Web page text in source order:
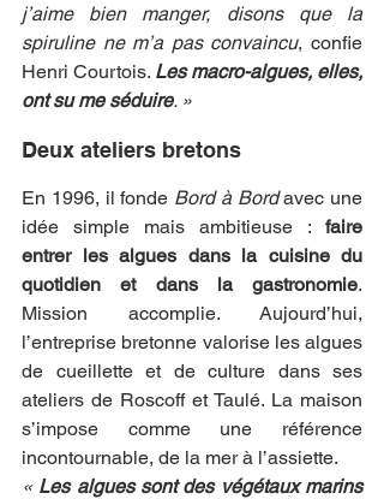
j’aime bien manger, disons que la
spiruline ne m’a pas convaincu, confie
Henri Courtois. Les macro-algues, elles,
ont su me séduire. »
Deux ateliers bretons
En 1996, il fonde Bord à Bord avec une
idée simple mais ambitieuse : faire
entrer les algues dans la cuisine du
quotidien et dans la gastronomie.
Mission accomplie. Aujourd’hui,
l’entreprise bretonne valorise les algues
de cueillette et de culture dans ses
ateliers de Roscoff et Taulé. La maison
s’impose comme une référence
incontournable, de la mer à l’assiette.
« Les algues sont des végétaux marins